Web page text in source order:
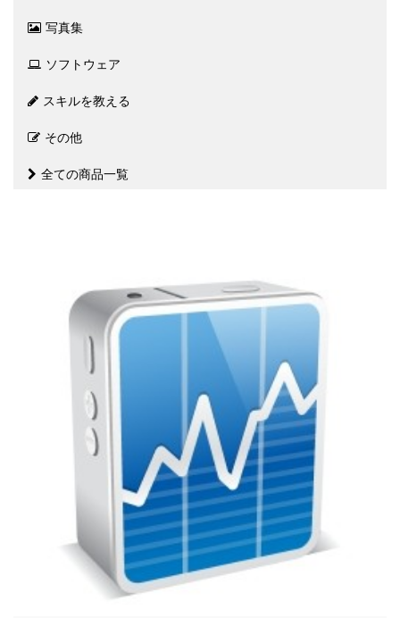
写真集
ソフトウェア
スキルを教える
その他
全ての商品一覧